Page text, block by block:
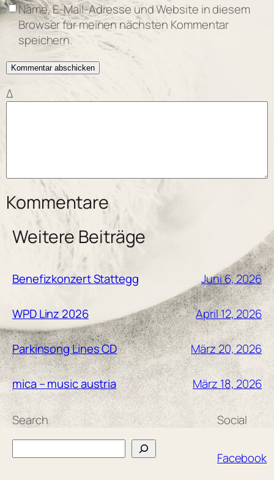
Name, E-Mail-Adresse und Website in diesem
Browser für meinen nächsten Kommentar
speichern.
Δ
Kommentare
Weitere Beiträge
Benefizkonzert Stattegg Juni 6, 2026
WPD Linz 2026 April 12, 2026
Parkinsong Lines CD März 20, 2026
mica – music austria März 18, 2026
Search
Social
Facebook